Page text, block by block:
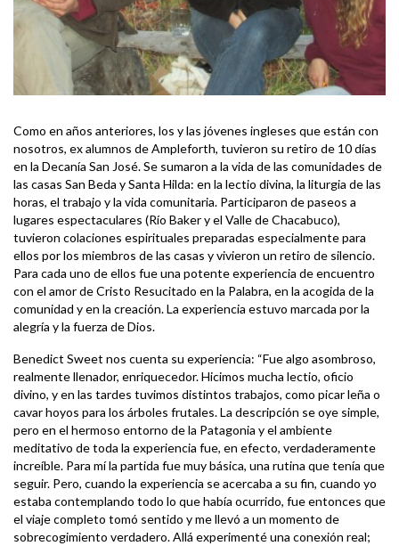
Como en años anteriores, los y las jóvenes ingleses que están con
nosotros, ex alumnos de Ampleforth, tuvieron su retiro de 10 días
en la Decanía San José. Se sumaron a la vida de las comunidades de
las casas San Beda y Santa Hilda: en la lectio divina, la liturgia de las
horas, el trabajo y la vida comunitaria. Participaron de paseos a
lugares espectaculares (Río Baker y el Valle de Chacabuco),
tuvieron colaciones espirituales preparadas especialmente para
ellos por los miembros de las casas y vivieron un retiro de silencio.
Para cada uno de ellos fue una potente experiencia de encuentro
con el amor de Cristo Resucitado en la Palabra, en la acogida de la
comunidad y en la creación. La experiencia estuvo marcada por la
alegría y la fuerza de Dios.
Benedict Sweet nos cuenta su experiencia: “Fue algo asombroso,
realmente llenador, enriquecedor. Hicimos mucha lectio, oficio
divino, y en las tardes tuvimos distintos trabajos, como picar leña o
cavar hoyos para los árboles frutales. La descripción se oye simple,
pero en el hermoso entorno de la Patagonia y el ambiente
meditativo de toda la experiencia fue, en efecto, verdaderamente
increíble. Para mí la partida fue muy básica, una rutina que tenía que
seguir. Pero, cuando la experiencia se acercaba a su fin, cuando yo
estaba contemplando todo lo que había ocurrido, fue entonces que
el viaje completo tomó sentido y me llevó a un momento de
sobrecogimiento verdadero. Allá experimenté una conexión real;